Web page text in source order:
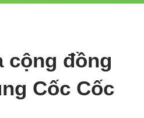
cộng đồng
Cốc Cốc